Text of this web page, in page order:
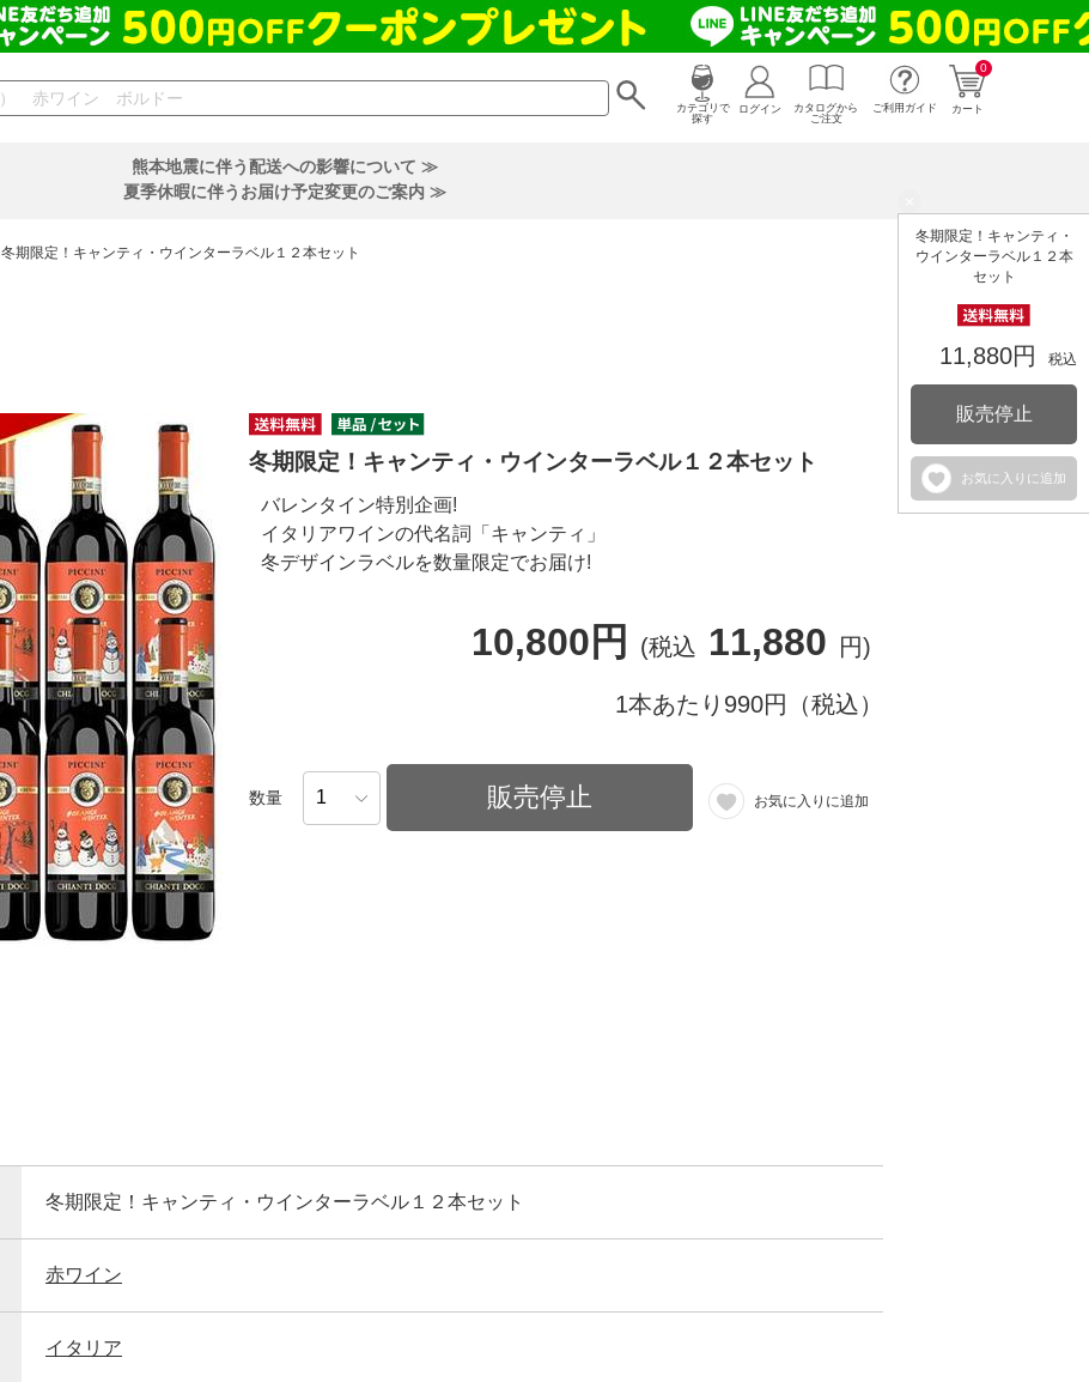
カテゴリで
探す
0
カート
ログイン
カタログから
ご注文
ご利用ガイド
熊本地震に伴う配送への影響について ≫
夏季休暇に伴うお届け予定変更のご案内 ≫
冬期限定！キャンティ・ウインターラベル１２本セット
冬期限定！キャンティ・
ウインターラベル１２本
セット
11,880円 税込
販売停止
お気に入りに追加
冬期限定！キャンティ・ウインターラベル１２本セット
バレンタイン特別企画!
イタリアワインの代名詞「キャンティ」
冬デザインラベルを数量限定でお届け!
10,800円 (税込 11,880 円)
1本あたり990円（税込）
数量 販売停止 お気に入りに追加
冬期限定！キャンティ・ウインターラベル１２本セット
赤ワイン
イタリア